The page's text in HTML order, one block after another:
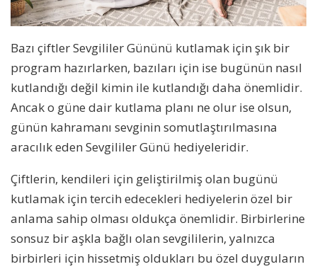
Bazı çiftler Sevgililer Gününü kutlamak için şık bir
program hazırlarken, bazıları için ise bugünün nasıl
kutlandığı değil kimin ile kutlandığı daha önemlidir.
Ancak o güne dair kutlama planı ne olur ise olsun,
günün kahramanı sevginin somutlaştırılmasına
aracılık eden Sevgililer Günü hediyeleridir.
Çiftlerin, kendileri için geliştirilmiş olan bugünü
kutlamak için tercih edecekleri hediyelerin özel bir
anlama sahip olması oldukça önemlidir. Birbirlerine
sonsuz bir aşkla bağlı olan sevgililerin, yalnızca
birbirleri için hissetmiş oldukları bu özel duyguların